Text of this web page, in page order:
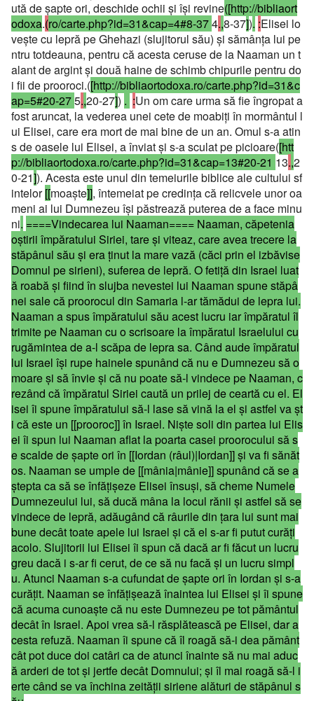
ută de şapte ori, deschide ochii şi îşi revine([http://bibliaort
odoxa.(ro/carte.php?id=31&cap=4#8-374.,8-37]). :Elisei lo
veşte cu lepră pe Ghehazi (slujitorul său) şi sămânţa lui pe
ntru totdeauna, pentru că acesta ceruse de la Naaman un t
alant de argint şi două haine de schimb chipurile pentru do
i fii de prooroci.([http://bibliaortodoxa.ro/carte.php?id=31&c
ap=5#20-275.,20-27]) . :Un om care urma să fie îngropat a
fost aruncat, la vederea unei cete de moabiţi în mormântul l
ui Elisei, care era mort de mai bine de un an. Omul s-a atin
s de oasele lui Elisei, a înviat şi s-a sculat pe picioare([htt
p://bibliaortodoxa.ro/carte.php?id=31&cap=13#20-21 13.,2
0-21]). Acesta este unul din temeiurile biblice ale cultului sf
intelor[[moaşte]], întemeiat pe credinţa că relicvele unor oa
meni ai lui Dumnezeu îşi păstrează puterea de a face minu
ni. ====Vindecarea lui Naaman==== Naaman, căpetenia
oştirii împăratului Siriei, tare şi viteaz, care avea trecere la
stăpânul său şi era ţinut la mare vază (căci prin el izbăvise
Domnul pe sirieni), suferea de lepră. O fetiţă din Israel luat
ă roabă şi fiind în slujba nevestei lui Naaman spune stăpâ
nei sale că proorocul din Samaria l-ar tămădui de lepra lui.
Naaman a spus împăratului său acest lucru iar împăratul îl
trimite pe Naaman cu o scrisoare la împăratul Israelului cu
rugămintea de a-l scăpa de lepra sa. Când aude împăratul
lui Israel îşi rupe hainele spunând că nu e Dumnezeu să o
moare şi să învie şi că nu poate să-l vindece pe Naaman, c
rezând că împăratul Siriei caută un prilej de ceartă cu el. El
isei îi spune împăratului să-l lase să vină la el şi astfel va şt
i că este un [[prooroc]] în Israel. Nişte soli din partea lui Elis
ei îi spun lui Naaman aflat la poarta casei proorocului să s
e scalde de şapte ori în [[Iordan (râul)|Iordan]] şi va fi sănăt
os. Naaman se umple de [[mânia|mânie]] spunând că se a
ştepta ca să se înfăţişeze Elisei însuşi, să cheme Numele
Dumnezeului lui, să ducă mâna la locul rănii şi astfel să se
vindece de lepră, adăugând că râurile din ţara lui sunt mai
bune decât toate apele lui Israel şi că el s-ar fi putut curăţi
acolo. Slujitorii lui Elisei îi spun că dacă ar fi făcut un lucru
greu dacă i s-ar fi cerut, de ce să nu facă şi un lucru simpl
u. Atunci Naaman s-a cufundat de şapte ori în Iordan şi s-a
curăţit. Naaman se înfăţişează înaintea lui Elisei şi îi spune
că acuma cunoaşte că nu este Dumnezeu pe tot pământul
decât în Israel. Apoi vrea să-l răsplătească pe Elisei, dar a
cesta refuză. Naaman îi spune că îl roagă să-i dea pământ
cât pot duce doi catâri ca de atunci înainte să nu mai aduc
ă arderi de tot şi jertfe decât Domnului; şi îl mai roagă să-l i
erte când se va închina zeităţii siriene alături de stăpânul s